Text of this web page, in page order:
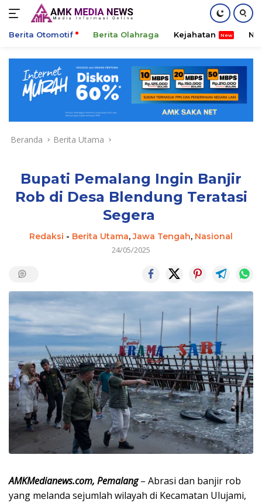
konten
Berita Otomotif Berita Olahraga Kejahatan
Beranda Berita Utama
Bupati Pemalang Ingin Banjir
Rob di Desa Blendung Teratasi
Segera
Redaksi - Berita Utama,Jawa Tengah, Nasional
24/05/2025
AMKMedianews.com, Pemalang– Abrasi dan banjir rob
yang melanda sejumlah wilayah di Kecamatan Ulujami,